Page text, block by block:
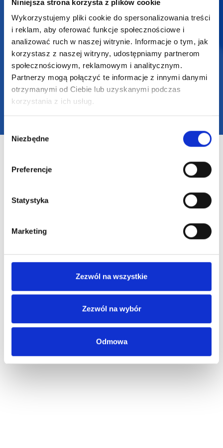
Niniejsza strona korzysta z plików cookie
Wykorzystujemy pliki cookie do spersonalizowania treści
i reklam, aby oferować funkcje społecznościowe i
analizować ruch w naszej witrynie. Informacje o tym, jak
korzystasz z naszej witryny, udostępniamy partnerom
społecznościowym, reklamowym i analitycznym.
Partnerzy mogą połączyć te informacje z innymi danymi
otrzymanymi od Ciebie lub uzyskanymi podczas
korzystania z ich usług.
zgody
Niezbędne
Preferencje
Statystyka
Marketing
Zezwól na wszystkie
Zezwól na wybór
Odmowa
2025 SUPERGADŻET.com © Wszelkie prawa zastrzeżone /
design by
VENTI